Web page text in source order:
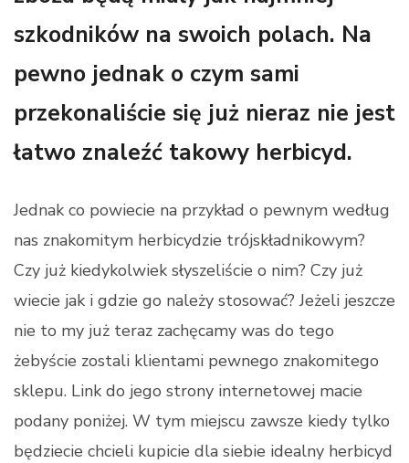
szkodników na swoich polach. Na
pewno jednak o czym sami
przekonaliście się już nieraz nie jest
łatwo znaleźć takowy herbicyd.
Jednak co powiecie na przykład o pewnym według
nas znakomitym herbicydzie trójskładnikowym?
Czy już kiedykolwiek słyszeliście o nim? Czy już
wiecie jak i gdzie go należy stosować? Jeżeli jeszcze
nie to my już teraz zachęcamy was do tego
żebyście zostali klientami pewnego znakomitego
sklepu. Link do jego strony internetowej macie
podany poniżej. W tym miejscu zawsze kiedy tylko
będziecie chcieli kupicie dla siebie idealny herbicyd